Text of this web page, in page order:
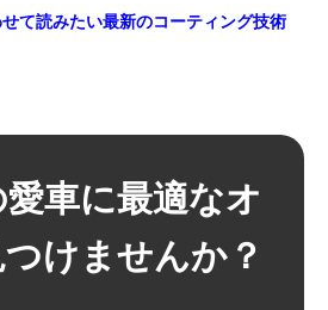
て読みたい最新のコーティング技術
車に最適なオ
けませんか？